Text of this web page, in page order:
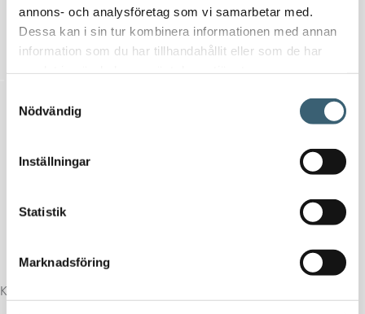
annons- och analysföretag som vi samarbetar med.
Dessa kan i sin tur kombinera informationen med annan
information som du har tillhandahållit eller som de har
Nödvändig
Inställningar
Statistik
Marknadsföring
Kontakt